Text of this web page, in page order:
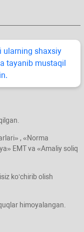
ularning shaхsiy
tayanib mustaqil
, «Norma
EMT va «Amaliy soliq
koʻchirib olish
himoyalangan.